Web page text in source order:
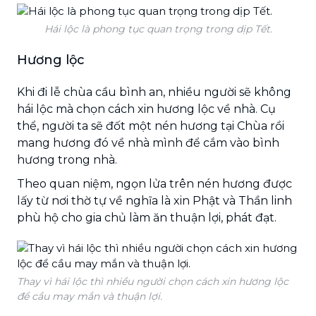
Hái lộc là phong tục quan trọng trong dịp Tết.
Hương lộc
Khi đi lễ chùa cầu bình an, nhiều người sẽ không
hái lộc mà chọn cách xin hương lộc về nhà. Cụ
thể, người ta sẽ đốt một nén hương tại Chùa rồi
mang hương đó về nhà mình để cắm vào bình
hương trong nhà.
Theo quan niệm, ngọn lửa trên nén hương được
lấy từ nơi thờ tự về nghĩa là xin Phật và Thần linh
phù hộ cho gia chủ làm ăn thuận lợi, phát đạt.
Thay vì hái lộc thì nhiều người chọn cách xin hương lộc
để cầu may mắn và thuận lợi.